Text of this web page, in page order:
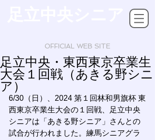
OFFICIAL WEB SITE
足立中央・東西東京卒業生
大会１回戦（あきる野シニ
ア）
6/30（日）、 2024 第１回林和男旗杯 東
西東京卒業生大会の１回戦、
足立中央
シニアは「あきる野シニア」さんとの
試合が行われました。 練馬シニアグラ